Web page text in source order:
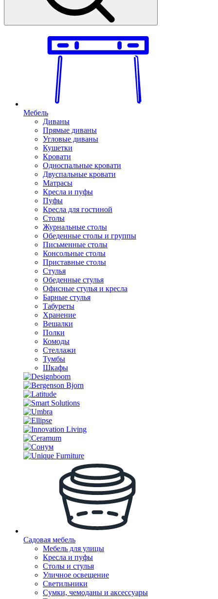
Мебель
Диваны
Прямые диваны
Угловые диваны
Кушетки
Кровати
Односпальные кровати
Двуспальные кровати
Матрасы
Кресла и пуфы
Пуфы
Кресла для гостиной
Столы
Журнальные столы
Обеденные столы и группы
Письменные столы
Консольные столы
Приставные столы
Стулья
Обеденные стулья
Офисные стулья и кресла
Барные стулья
Табуреты
Хранение
Вешалки
Полки
Комоды
Стеллажи
Тумбы
Шкафы
Садовая мебель
Мебель для улицы
Кресла и пуфы
Столы и стулья
Уличное освещение
Светильники
Сумки, чемоданы и аксессуары